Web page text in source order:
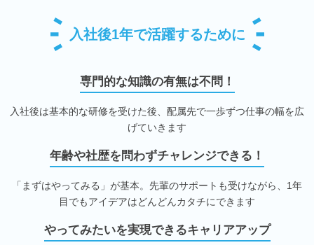
入社後1年で活躍するために
専門的な知識の有無は不問！
入社後は基本的な研修を受けた後、配属先で一歩ずつ仕事の幅を広
げていきます
年齢や社歴を問わずチャレンジできる！
「まずはやってみる」が基本。先輩のサポートも受けながら、1年
目でもアイデアはどんどんカタチにできます
やってみたいを実現できるキャリアアップ